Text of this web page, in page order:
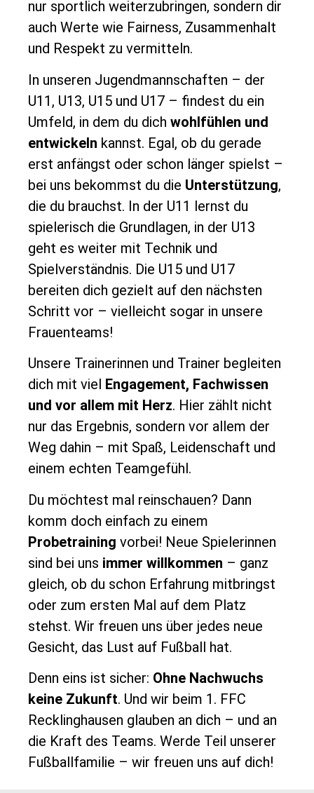
nur sportlich weiterzubringen, sondern dir
auch Werte wie Fairness, Zusammenhalt
und Respekt zu vermitteln.
In unseren Jugendmannschaften – der
U11, U13, U15 und U17 – findest du ein
Umfeld, in dem du dich wohlfühlen und
entwickeln kannst. Egal, ob du gerade
erst anfängst oder schon länger spielst –
bei uns bekommst du die Unterstützung,
die du brauchst. In der U11 lernst du
spielerisch die Grundlagen, in der U13
geht es weiter mit Technik und
Spielverständnis. Die U15 und U17
bereiten dich gezielt auf den nächsten
Schritt vor – vielleicht sogar in unsere
Frauenteams!
Unsere Trainerinnen und Trainer begleiten
dich mit viel Engagement, Fachwissen
und vor allem mit Herz. Hier zählt nicht
nur das Ergebnis, sondern vor allem der
Weg dahin – mit Spaß, Leidenschaft und
einem echten Teamgefühl.
Du möchtest mal reinschauen? Dann
komm doch einfach zu einem
Probetraining vorbei! Neue Spielerinnen
sind bei uns immer willkommen – ganz
gleich, ob du schon Erfahrung mitbringst
oder zum ersten Mal auf dem Platz
stehst. Wir freuen uns über jedes neue
Gesicht, das Lust auf Fußball hat.
Denn eins ist sicher: Ohne Nachwuchs
keine Zukunft. Und wir beim 1. FFC
Recklinghausen glauben an dich – und an
die Kraft des Teams. Werde Teil unserer
Fußballfamilie – wir freuen uns auf dich!